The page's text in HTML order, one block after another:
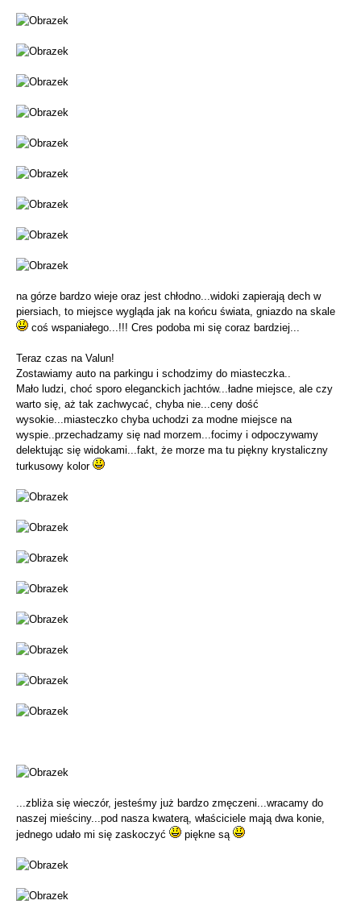
na górze bardzo wieje oraz jest chłodno...widoki zapierają dech w
piersiach, to miejsce wygląda jak na końcu świata, gniazdo na skale
coś wspaniałego...!!! Cres podoba mi się coraz bardziej...
Teraz czas na Valun!
Zostawiamy auto na parkingu i schodzimy do miasteczka..
Mało ludzi, choć sporo eleganckich jachtów...ładne miejsce, ale czy
warto się, aż tak zachwycać, chyba nie...ceny dość
wysokie...miasteczko chyba uchodzi za modne miejsce na
wyspie..przechadzamy się nad morzem...focimy i odpoczywamy
delektując się widokami...fakt, że morze ma tu piękny krystaliczny
turkusowy kolor
...zbliża się wieczór, jesteśmy już bardzo zmęczeni...wracamy do
naszej mieściny...pod nasza kwaterą, właściciele mają dwa konie,
jednego udało mi się zaskoczyć
piękne są